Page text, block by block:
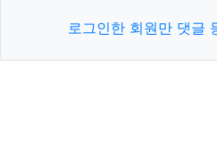
로그인한 회원만 댓글